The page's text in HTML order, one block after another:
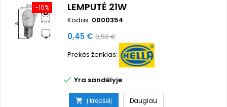
−10% LEMPUTĖ 21W
Kodas: 0000354
Kaina
0,45 € Bazinė
kaina
0,50 €
Prekės ženklas:
 Yra sandėlyje
 Į krepšelį Daugiau